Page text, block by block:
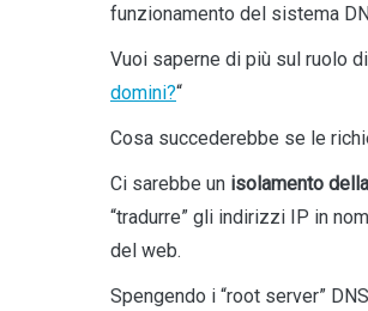
funzionamento del sistema
Vuoi saperne di più sul ruolo
domini?“
Cosa succederebbe se le
Ci sarebbe un isolamento
“tradurre” gli indirizzi IP in
del web.
Spengendo i “root server”